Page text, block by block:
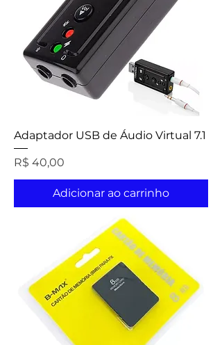
Adaptador USB de Áudio Virtual 7.1
Preço
R$ 40,00
Adicionar ao carrinho